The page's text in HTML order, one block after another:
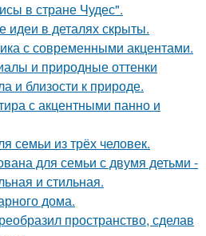
в стране Чудес".
идеи в деталях скрыты.
с современными акцентами.
и природные оттенки
и близости к природе.
с акцентными панно и
семьи из трёх человек.
для семьи с двумя детьми -
и стильная.
дома.
пространство, сделав